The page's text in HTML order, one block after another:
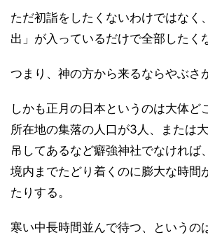
ただ初詣をしたくないわけではなく
出」が入っているだけで全部したく
つまり、神の方から来るならやぶさ
しかも正月の日本というのは大体ど
所在地の集落の人口が3人、または
吊してあるなど癖強神社でなければ
境内までたどり着くのに膨大な時間
たりする。
寒い中長時間並んで待つ、というの